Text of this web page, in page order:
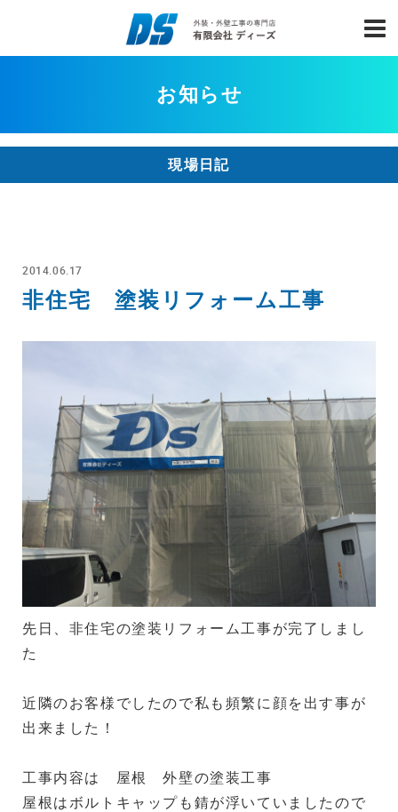
お知らせ
現場日記
2014.06.17
非住宅 塗装リフォーム工事
先日、非住宅の塗装リフォーム工事が完了しまし
た
近隣のお客様でしたので私も頻繁に顔を出す事が
出来ました！
工事内容は 屋根 外壁の塗装工事
屋根はボルトキャップも錆が浮いていましたので